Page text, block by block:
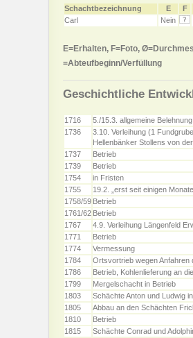
Schachtbezeichnung E
F
Carl
Nein
E=Erhalten, F=Foto,
=Abteufbeginn/Verfüllung
Geschichtliche
1716
5./15.3. allgemeine Belehnung
1736
3.10. Verleihung (1
Hellenbänker Stollens von
1737
Betrieb
1739
Betrieb
1754
in Fristen
1755
19.2. „erst seit einigen
1758/59 Betrieb
1761/62 Betrieb
1767
4.9. Verleihung Längenfeld
1771
Betrieb
1774
Vermessung
1784
Ortsvortrieb wegen Anfahren
1786
Betrieb, Kohlenlieferung an
1799
Mergelschacht in Betrieb
1803
Schächte Anton und Ludwig
1805
Abbau an den Schächten
1810
Betrieb
1815
Schächte Conrad und